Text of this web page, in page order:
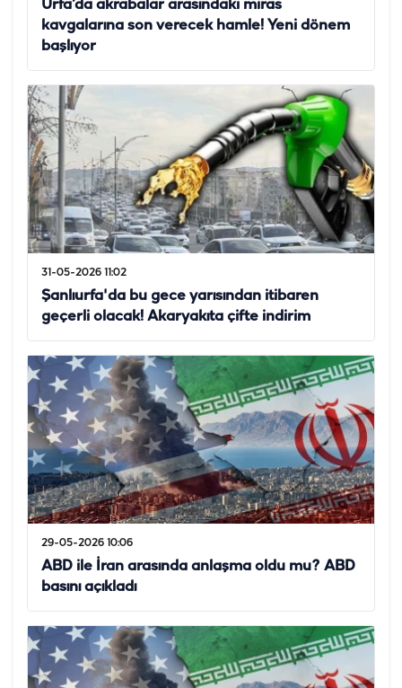
Urfa’da akrabalar arasındaki miras
kavgalarına son verecek hamle! Yeni dönem
başlıyor
31-05-2026 11:02
Şanlıurfa'da bu gece yarısından itibaren
geçerli olacak! Akaryakıta çifte indirim
29-05-2026 10:06
ABD ile İran arasında anlaşma oldu mu? ABD
basını açıkladı